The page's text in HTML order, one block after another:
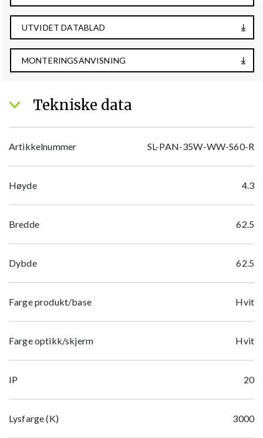
UTVIDET DATABLAD
MONTERINGSANVISNING
Tekniske data
Artikkelnummer SL-PAN-35W-WW-S60-R
Høyde 4.3
Bredde 62.5
Dybde 62.5
Farge produkt/base Hvit
Farge optikk/skjerm Hvit
IP 20
Lysfarge (K) 3000